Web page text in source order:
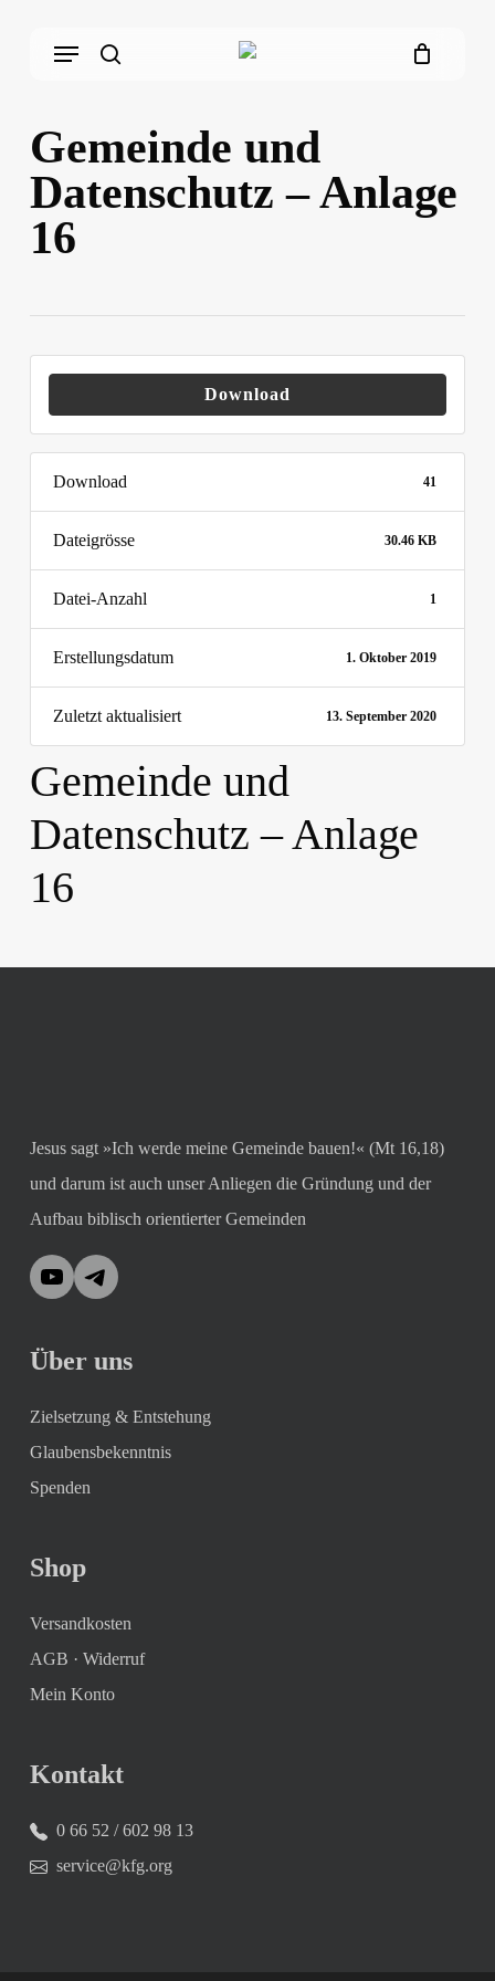
Menu
Gemeinde und
Datenschutz – Anlage
16
Download
Download 41
Dateigrösse 30.46 KB
Datei-Anzahl 1
Erstellungsdatum 1. Oktober 2019
Zuletzt aktualisiert 13. September 2020
Gemeinde und
Datenschutz – Anlage
16
Jesus sagt »Ich werde meine Gemeinde bauen!« (Mt 16,18)
und darum ist auch unser Anliegen die Gründung und der
Aufbau biblisch orientierter Gemeinden
YouTubeTelegram
Über uns
Zielsetzung & Entstehung
Glaubensbekenntnis
Spenden
Shop
Versandkosten
AGB · Widerruf
Mein Konto
Kontakt
0 66 52 / 602 98 13
service@kfg.org